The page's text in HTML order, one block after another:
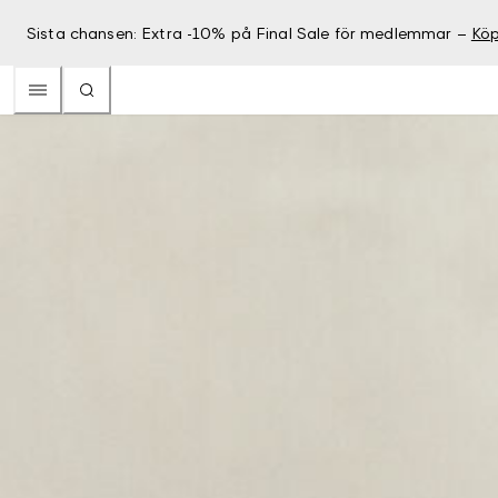
Sista chansen: Extra -10% på Final Sale för medlemmar –